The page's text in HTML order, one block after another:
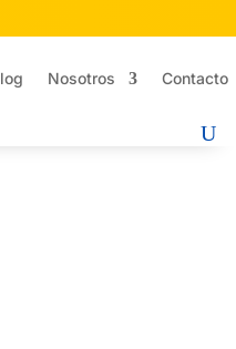
Nosotros Contacto